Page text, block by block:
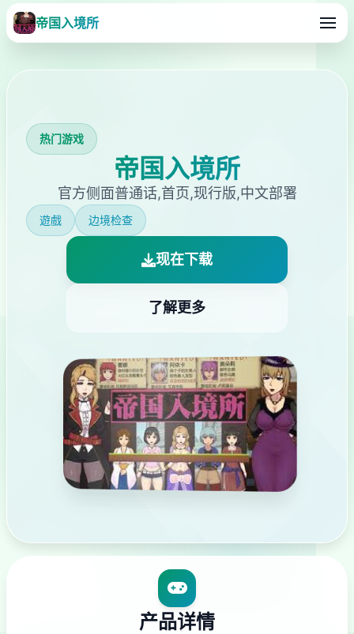
帝国入境所
热门游戏
帝国入境所
官方侧面普通话,首页,现行版,中文部署
遊戲 边境检查
现在下载
了解更多
产品详情